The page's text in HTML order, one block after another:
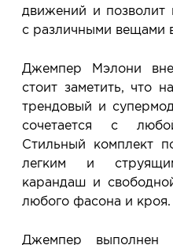
движений и позволит
с различными вещами
Джемпер Мэлони
стоит заметить, что
трендовый и
сочетается с
Стильный комплект
легким и
карандаш и
любого фасона и кроя.
Джемпер выполнен